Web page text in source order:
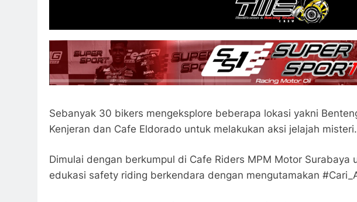
Sebanyak 30 bikers mengeksplore beberapa lokasi yakni
Kenjeran dan Cafe Eldorado untuk melakukan aksi jelajah misteri.
Dimulai dengan berkumpul di Cafe Riders MPM Motor
edukasi safety riding berkendara dengan mengutamakan